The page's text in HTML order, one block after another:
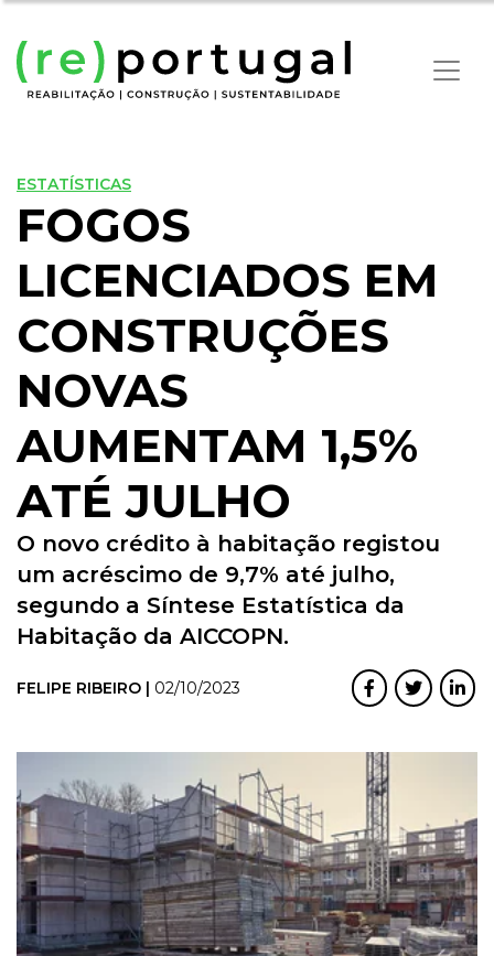
ESTATÍSTICAS
FOGOS
LICENCIADOS EM
CONSTRUÇÕES
NOVAS
AUMENTAM 1,5%
ATÉ JULHO
O novo crédito à habitação registou
um acréscimo de 9,7% até julho,
segundo a Síntese Estatística da
Habitação da AICCOPN.
FELIPE RIBEIRO | 02/10/2023